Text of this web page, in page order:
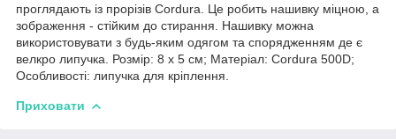
проглядають із прорізів Cordura. Це робить нашивку міцною, а
зображення - стійким до стирання. Нашивку можна
використовувати з будь-яким одягом та спорядженням де є
велкро липучка. Розмір: 8 x 5 см; Матеріал: Cordura 500D;
Особливості: липучка для кріплення.
Приховати